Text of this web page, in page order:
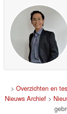
> Overzichten en
Nieuws Archief >